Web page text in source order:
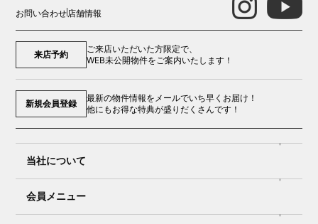
お問い合わせ 店舗情報
来店予約
ご来店いただいた方限定で、
WEB未公開物件をご案内いたします！
新規会員登録
最新の物件情報をメールでいち早くお届け！
他にもお得な特典が盛りだくさんです！
当社について
会員メニュー